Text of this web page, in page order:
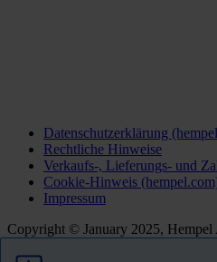
Datenschutzerklärung
Rechtliche Hinweise
Verkaufs-, Lieferungs- und
Cookie-Hinweis
Impressum
Copyright © January 2025, Hempel